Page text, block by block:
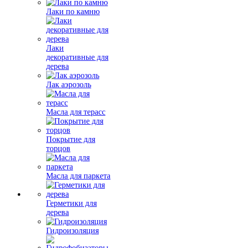
Лаки по камню
Лаки
декоративные для
дерева
Лак аэрозоль
Масла для терасс
Покрытие для
торцов
Масла для паркета
Герметики для
дерева
Гидроизоляция